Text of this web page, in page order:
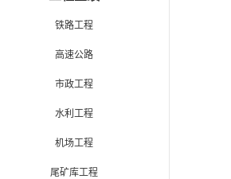
铁路工程
高速公路
市政工程
水利工程
机场工程
尾矿库工程